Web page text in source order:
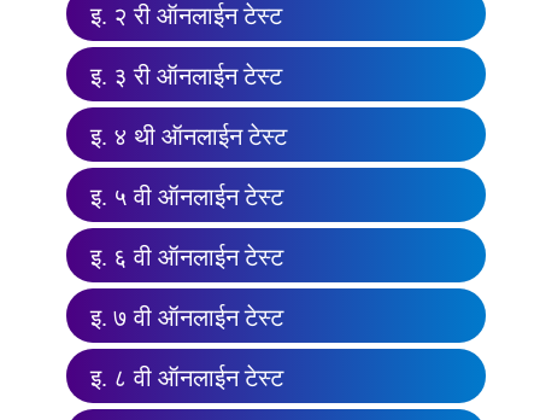
इ. २ री ऑनलाईन टेस्ट
इ. ३ री ऑनलाईन टेस्ट
इ. ४ थी ऑनलाईन टेस्ट
इ. ५ वी ऑनलाईन टेस्ट
इ. ६ वी ऑनलाईन टेस्ट
इ. ७ वी ऑनलाईन टेस्ट
इ. ८ वी ऑनलाईन टेस्ट